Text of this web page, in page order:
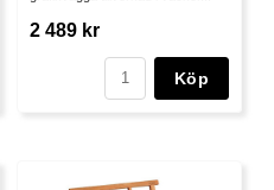
2 489 kr
Köp